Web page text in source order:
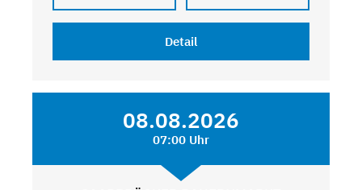
Detail
08.08.2026
07:00 Uhr